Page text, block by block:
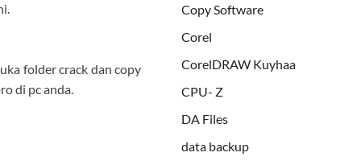
folder crack dan copy
di pc anda.
Copy Software
Corel
CorelDRAW Kuyhaa
CPU- Z
DA Files
data backup